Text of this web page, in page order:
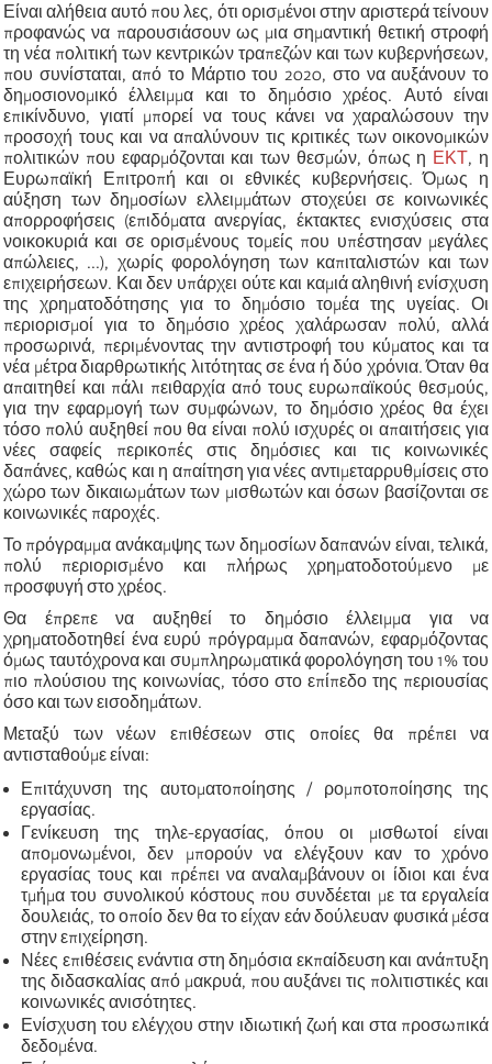
Είναι αλήθεια αυτό που λες, ότι ορισμένοι στην αριστερά τείνουν
προφανώς να παρουσιάσουν ως μια σημαντική θετική στροφή
τη νέα πολιτική των κεντρικών τραπεζών και των κυβερνήσεων,
που συνίσταται, από το Μάρτιο του 2020, στο να αυξάνουν το
δημοσιονομικό έλλειμμα και το δημόσιο χρέος. Αυτό είναι
επικίνδυνο, γιατί μπορεί να τους κάνει να χαραλώσουν την
προσοχή τους και να απαλύνουν τις κριτικές των οικονομικών
πολιτικών που εφαρμόζονται και των θεσμών, όπως η ΕΚΤ, η
Ευρωπαϊκή Επιτροπή και οι εθνικές κυβερνήσεις. Όμως η
αύξηση των δημοσίων ελλειμμάτων στοχεύει σε κοινωνικές
απορροφήσεις (επιδόματα ανεργίας, έκτακτες ενισχύσεις στα
νοικοκυριά και σε ορισμένους τομείς που υπέστησαν μεγάλες
απώλειες, ...), χωρίς φορολόγηση των καπιταλιστών και των
επιχειρήσεων. Και δεν υπάρχει ούτε και καμιά αληθινή ενίσχυση
της χρηματοδότησης για το δημόσιο τομέα της υγείας. Οι
περιορισμοί για το δημόσιο χρέος χαλάρωσαν πολύ, αλλά
προσωρινά, περιμένοντας την αντιστροφή του κύματος και τα
νέα μέτρα διαρθρωτικής λιτότητας σε ένα ή δύο χρόνια. Όταν θα
απαιτηθεί και πάλι πειθαρχία από τους ευρωπαϊκούς θεσμούς,
για την εφαρμογή των συμφώνων, το δημόσιο χρέος θα έχει
τόσο πολύ αυξηθεί που θα είναι πολύ ισχυρές οι απαιτήσεις για
νέες σαφείς περικοπές στις δημόσιες και τις κοινωνικές
δαπάνες, καθώς και η απαίτηση για νέες αντιμεταρρυθμίσεις στο
χώρο των δικαιωμάτων των μισθωτών και όσων βασίζονται σε
κοινωνικές παροχές.
Το πρόγραμμα ανάκαμψης των δημοσίων δαπανών είναι, τελικά,
πολύ περιορισμένο και πλήρως χρηματοδοτούμενο με
προσφυγή στο χρέος.
Θα έπρεπε να αυξηθεί το δημόσιο έλλειμμα για να
χρηματοδοτηθεί ένα ευρύ πρόγραμμα δαπανών, εφαρμόζοντας
όμως ταυτόχρονα και συμπληρωματικά φορολόγηση του 1% του
πιο πλούσιου της κοινωνίας, τόσο στο επίπεδο της περιουσίας
όσο και των εισοδημάτων.
Μεταξύ των νέων επιθέσεων στις οποίες θα πρέπει να
αντισταθούμε είναι:
Επιτάχυνση της αυτοματοποίησης / ρομποτοποίησης της
εργασίας.
Γενίκευση της τηλε-εργασίας, όπου οι μισθωτοί είναι
απομονωμένοι, δεν μπορούν να ελέγξουν καν το χρόνο
εργασίας τους και πρέπει να αναλαμβάνουν οι ίδιοι και ένα
τμήμα του συνολικού κόστους που συνδέεται με τα εργαλεία
δουλειάς, το οποίο δεν θα το είχαν εάν δούλευαν φυσικά μέσα
στην επιχείρηση.
Νέες επιθέσεις ενάντια στη δημόσια εκπαίδευση και ανάπτυξη
της διδασκαλίας από μακρυά, που αυξάνει τις πολιτιστικές και
κοινωνικές ανισότητες.
Ενίσχυση του ελέγχου στην ιδιωτική ζωή και στα προσωπικά
δεδομένα.